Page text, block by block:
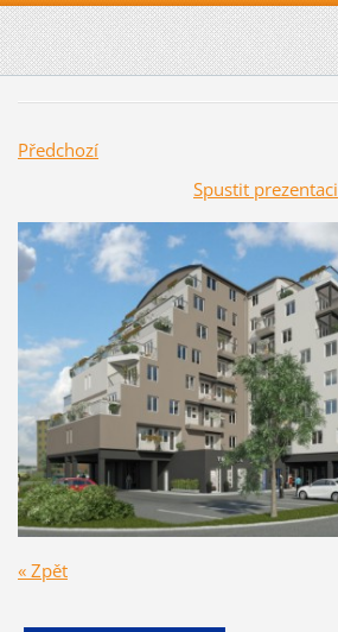
Předchozí
Spustit prezentaci
« Zpět